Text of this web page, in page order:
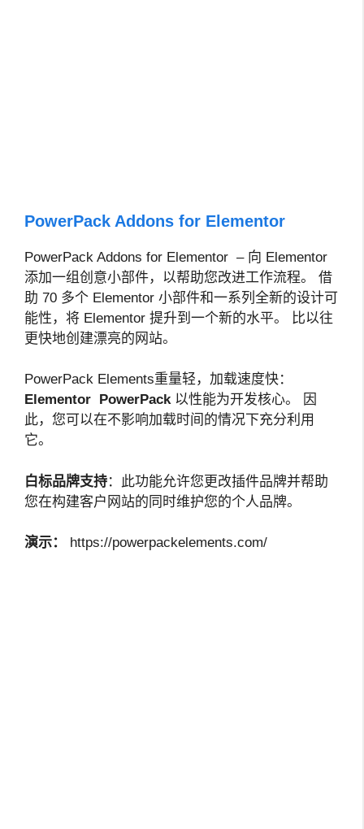
PowerPack Addons for Elementor
PowerPack Addons for Elementor – 向 Elementor
添加一组创意小部件，以帮助您改进工作流程。 借
助 70 多个 Elementor 小部件和一系列全新的设计可
能性，将 Elementor 提升到一个新的水平。 比以往
更快地创建漂亮的网站。
PowerPack Elements重量轻，加载速度快：
Elementor PowerPack以性能为开发核心。 因
此，您可以在不影响加载时间的情况下充分利用
它。
白标品牌支持：此功能允许您更改插件品牌并帮助
您在构建客户网站的同时维护您的个人品牌。
演示： https://powerpackelements.com/